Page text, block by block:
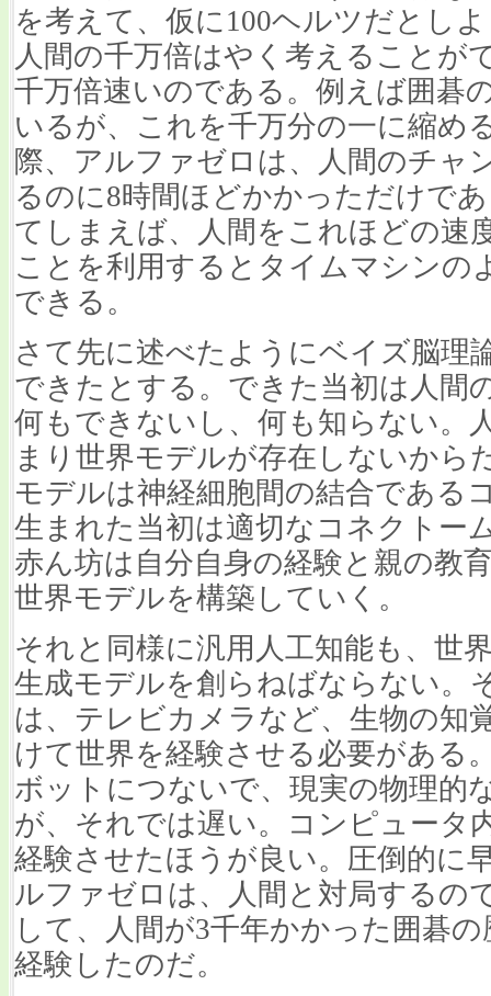
を考えて、仮に100ヘルツだとし
人間の千万倍はやく考えることが
千万倍速いのである。例えば囲碁
いるが、これを千万分の一に縮め
際、アルファゼロは、人間のチャ
るのに8時間ほどかかっただけで
てしまえば、人間をこれほどの速
ことを利用するとタイムマシンの
できる。
さて先に述べたようにベイズ脳理
できたとする。できた当初は人間
何もできないし、何も知らない。
まり世界モデルが存在しないから
モデルは神経細胞間の結合である
生まれた当初は適切なコネクトー
赤ん坊は自分自身の経験と親の教
世界モデルを構築していく。
それと同様に汎用人工知能も、世
生成モデルを創らねばならない。
は、テレビカメラなど、生物の知
けて世界を経験させる必要がある
ボットにつないで、現実の物理的
が、それでは遅い。コンピュータ
経験させたほうが良い。圧倒的に
ルファゼロは、人間と対局するの
して、人間が3千年かかった囲碁
経験したのだ。